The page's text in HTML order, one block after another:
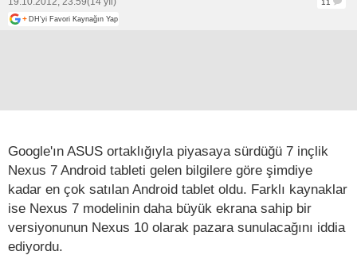
11
+ DH'yi Favori Kaynağın Yap
Google'ın ASUS ortaklığıyla piyasaya sürdüğü 7 inçlik
Nexus 7 Android tableti gelen bilgilere göre şimdiye
kadar en çok satılan Android tablet oldu. Farklı kaynaklar
ise Nexus 7 modelinin daha büyük ekrana sahip bir
versiyonunun Nexus 10 olarak pazara sunulacağını iddia
ediyordu.